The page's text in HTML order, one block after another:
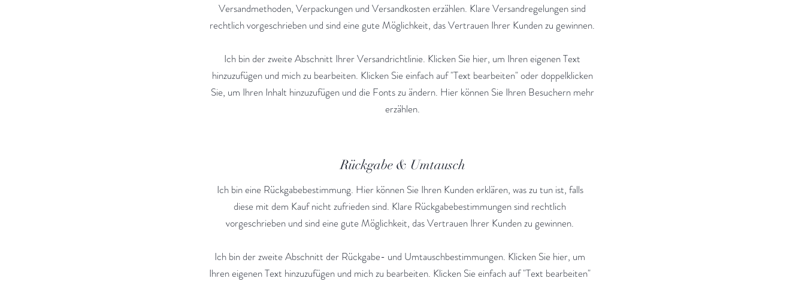
Versandmethoden, Verpackungen und Versandkosten erzählen. Klare Versandregelungen sind
rechtlich vorgeschrieben und sind eine gute Möglichkeit, das Vertrauen Ihrer Kunden zu gewinnen.
Ich bin der zweite Abschnitt Ihrer Versandrichtlinie. Klicken Sie hier, um Ihren eigenen Text
hinzuzufügen und mich zu bearbeiten. Klicken Sie einfach auf "Text bearbeiten" oder doppelklicken
Sie, um Ihren Inhalt hinzuzufügen und die Fonts zu ändern. Hier können Sie Ihren Besuchern mehr
erzählen.
Rückgabe & Umtausch
Ich bin eine Rückgabebestimmung. Hier können Sie Ihren Kunden erklären, was zu tun ist, falls
diese mit dem Kauf nicht zufrieden sind. Klare Rückgabebestimmungen sind rechtlich
vorgeschrieben und sind eine gute Möglichkeit, das Vertrauen Ihrer Kunden zu gewinnen.
Ich bin der zweite Abschnitt der Rückgabe- und Umtauschbestimmungen. Klicken Sie hier, um
Ihren eigenen Text hinzuzufügen und mich zu bearbeiten. Klicken Sie einfach auf "Text bearbeiten"